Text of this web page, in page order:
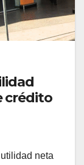
crédito
neta